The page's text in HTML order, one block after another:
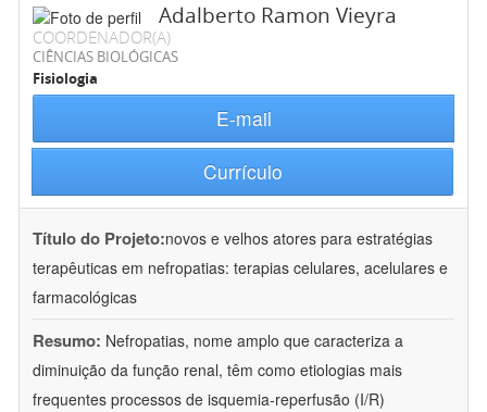
Adalberto Ramon Vieyra
COORDENADOR(A)
CIÊNCIAS BIOLÓGICAS
Fisiologia
E-mail
Currículo
Título do Projeto:novos e velhos atores para estratégias
terapêuticas em nefropatias: terapias celulares, acelulares e
farmacológicas
Resumo: Nefropatias, nome amplo que caracteriza a
diminuição da função renal, têm como etiologias mais
frequentes processos de isquemia-reperfusão (I/R)